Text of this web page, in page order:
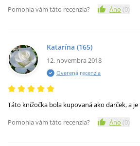
Pomohla vám táto recenzia?
Áno (0)
Katarína (165)
12. novembra 2018
Overená recenzia
Táto knižočka bola kupovaná ako darček, a
Pomohla vám táto recenzia?
Áno (0)